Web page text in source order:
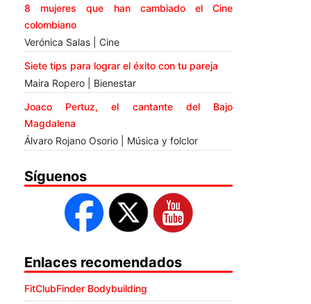
8 mujeres que han cambiado el Cine
colombiano
Verónica Salas | Cine
Siete tips para lograr el éxito con tu pareja
Maira Ropero | Bienestar
Joaco Pertuz, el cantante del Bajo
Magdalena
Álvaro Rojano Osorio | Música y folclor
Síguenos
Enlaces recomendados
FitClubFinder Bodybuilding